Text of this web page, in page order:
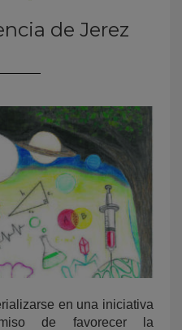
de Jerez
en una iniciativa
de favorecer la